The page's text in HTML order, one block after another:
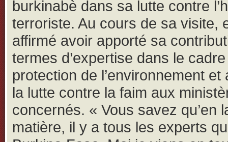
burkinabè dans sa lutte contre
terroriste. Au cours de sa visite,
affirmé avoir apporté sa
termes d’expertise dans le
protection de l’environnement et
la lutte contre la faim aux
concernés. « Vous savez qu’en
matière, il y a tous les experts